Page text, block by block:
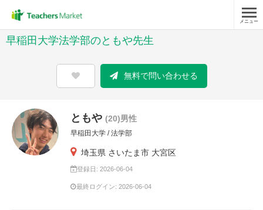
メニュー
早稲田大学法学部のともや先生
無料で問い合わせる
ともや (20)男性
早稲田大学 / 法学部
埼玉県 さいたま市 大宮区
登録日: 2026-06-04
最終ログイン: 2026-06-04